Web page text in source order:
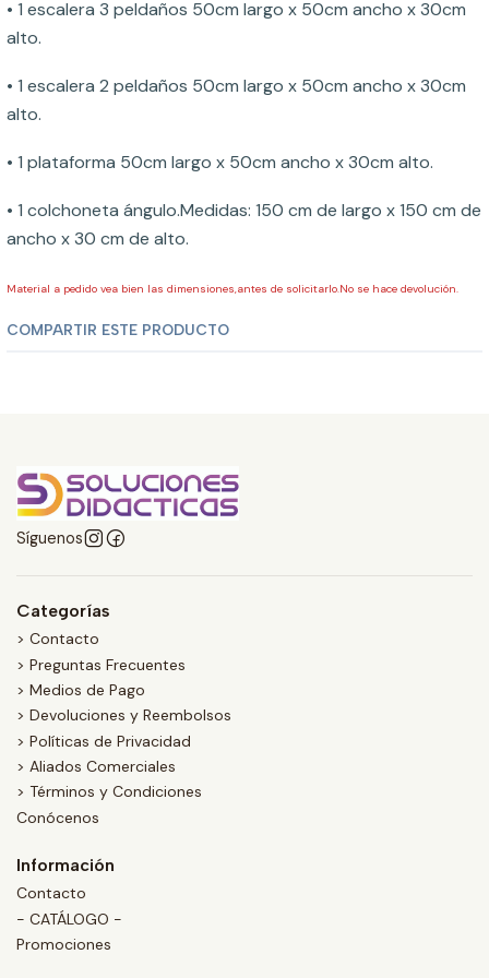
• 1 escalera 3 peldaños 50cm largo x 50cm ancho x 30cm
alto.
• 1 escalera 2 peldaños 50cm largo x 50cm ancho x 30cm
alto.
• 1 plataforma 50cm largo x 50cm ancho x 30cm alto.
• 1 colchoneta ángulo.Medidas: 150 cm de largo x 150 cm de
ancho x 30 cm de alto.
Material a pedido vea bien las dimensiones,antes de solicitarlo.No se hace devolución.
COMPARTIR ESTE PRODUCTO
Síguenos
Categorías
> Contacto
> Preguntas Frecuentes
> Medios de Pago
> Devoluciones y Reembolsos
> Políticas de Privacidad
> Aliados Comerciales
> Términos y Condiciones
Conócenos
Información
Contacto
- CATÁLOGO -
Promociones